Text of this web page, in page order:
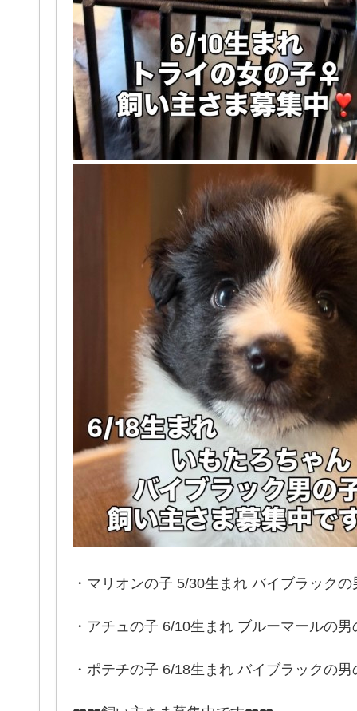
・マリオンの子 5/30生まれ バイブラック
・アチュの子 6/10生まれ ブルーマールの
・ポテチの子 6/18生まれ バイブラックの